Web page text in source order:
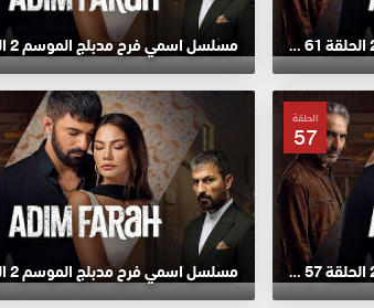
مسلسل اسمي فرح مدبلج الموسم 2 الحلقة 61 HD
الحلقة
57
مسلسل اسمي فرح مدبلج الموسم 2 الحلقة 57 HD